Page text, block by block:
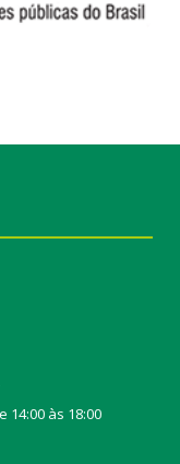
14:00 às 18:00